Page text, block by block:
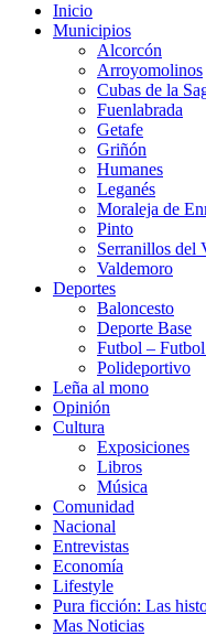
Inicio
Municipios
Alcorcón
Arroyomolinos
Cubas de la
Fuenlabrada
Getafe
Griñón
Humanes
Leganés
Moraleja de
Pinto
Serranillos del
Valdemoro
Deportes
Baloncesto
Deporte Base
Futbol – Futbol
Polideportivo
Leña al mono
Opinión
Cultura
Exposiciones
Libros
Música
Comunidad
Nacional
Entrevistas
Economía
Lifestyle
Pura ficción: Las
Mas Noticias